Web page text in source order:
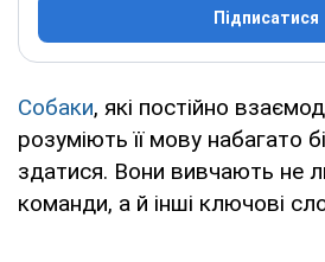
Підписатися
Собаки, які постійно
розуміють її мову набагато
здатися. Вони вивчають не
команди, а й інші ключові